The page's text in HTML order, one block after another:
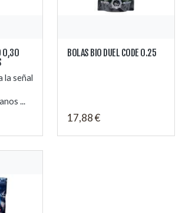
0,30
la señal
...
BOLAS BIO DUEL CODE 0.25
17,88 €